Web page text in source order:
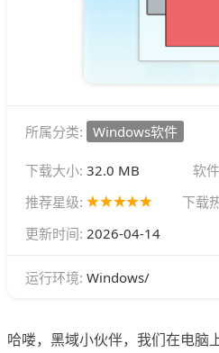
所属分类: Windows软件
下载大小: 32.0 MB 软
推荐星级:
下载
更新时间: 2026-04-14
运行环境: Windows/
哈喽，黑域小伙伴，我们在电脑